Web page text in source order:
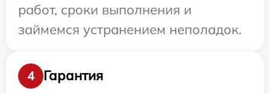
работ, сроки выполнения и
займемся устранением неполадок.
4
Гарантия